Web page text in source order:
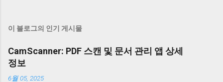
이 블로그의 인기 게시물
CamScanner: PDF 스캔 및 문서 관리 앱 상세
정보
6월 05, 2025